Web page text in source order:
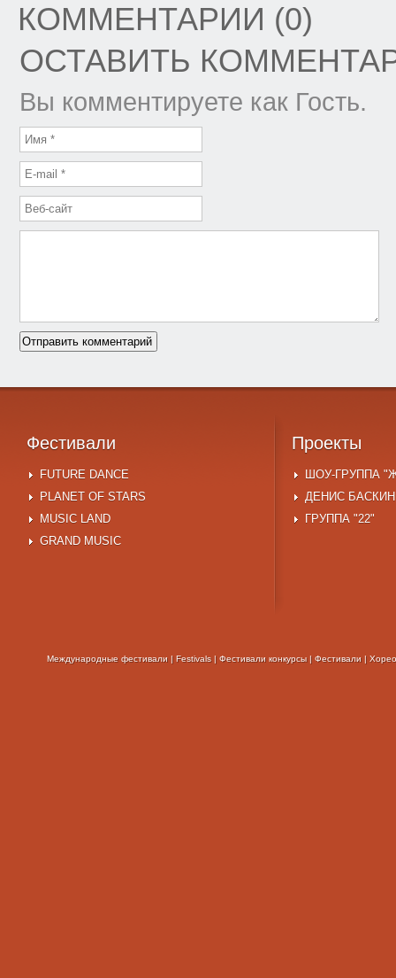
КОММЕНТАРИИ (0)
ОСТАВИТЬ
Вы комментируете как Гость.
Фестивали
FUTURE DANCE
PLANET OF STARS
MUSIC LAND
GRAND MUSIC
Проекты
ШОУ-ГРУППА
ДЕНИС БАСКИН
ГРУППА "22"
Международные фестивали| Festivals| Фестивали конкурсы| Фестивали|